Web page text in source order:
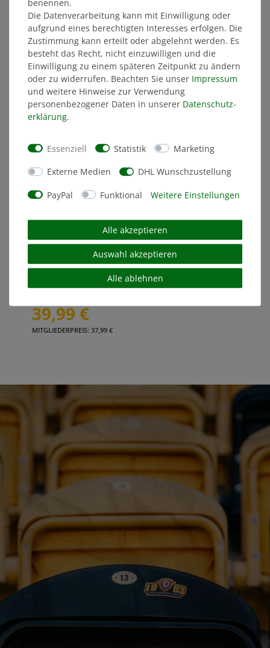
NEU
JAKO Freizeit Poloshirt 26/27 Herren schwarz
39,99 €
MITGLIEDERPREIS: 37,99 €
benennen.
Die Datenverarbeitung kann mit Einwilligung oder
aufgrund eines berechtigten Interesses erfolgen. Die
Zustimmung kann erteilt oder abgelehnt werden. Es
besteht das Recht, nicht einzuwilligen und die
Einwilligung zu einem späteren Zeitpunkt zu ändern
oder zu widerrufen. Beachten Sie unser Impressum
und weitere Hinweise zur Verwendung
personenbezogener Daten in unserer Daten­schutz­
erklärung.
Essenziell Statistik Marketing
Externe Medien DHL Wunschzustellung
PayPal Funktional Weitere Einstellungen
Alle akzeptieren
Auswahl akzeptieren
Alle ablehnen